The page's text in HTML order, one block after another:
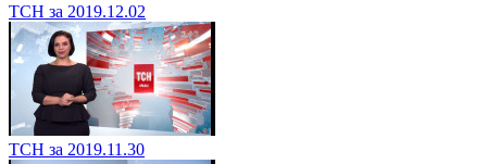
ТСН за 2019.12.02
ТСН за 2019.11.30